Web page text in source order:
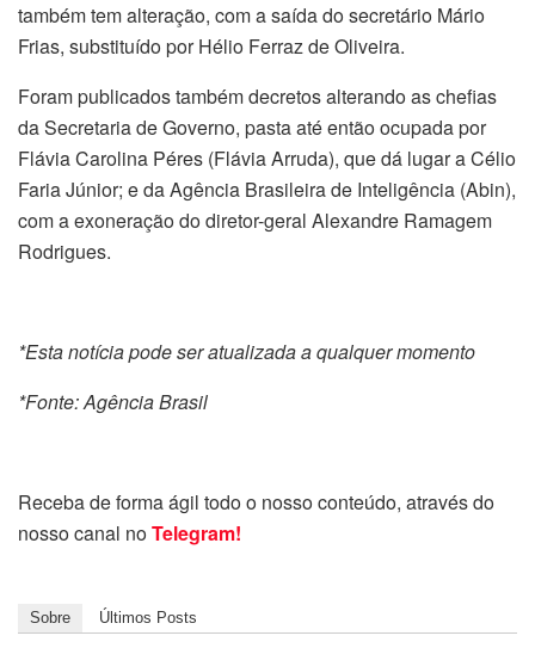
também tem alteração, com a saída do secretário Mário
Frias, substituído por Hélio Ferraz de Oliveira.
Foram publicados também decretos alterando as chefias
da Secretaria de Governo, pasta até então ocupada por
Flávia Carolina Péres (Flávia Arruda), que dá lugar a Célio
Faria Júnior; e da Agência Brasileira de Inteligência (Abin),
com a exoneração do diretor-geral Alexandre Ramagem
Rodrigues.
*Esta notícia pode ser atualizada a qualquer momento
*Fonte: Agência Brasil
Receba de forma ágil todo o nosso conteúdo, através do
nosso canal noTelegram!
Sobre Últimos Posts